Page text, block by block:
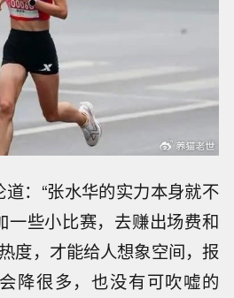
：“张水华的实力本身就不
一些小比赛，去赚出场费和
度，才能给人想象空间，报
降很多，也没有可吹嘘的